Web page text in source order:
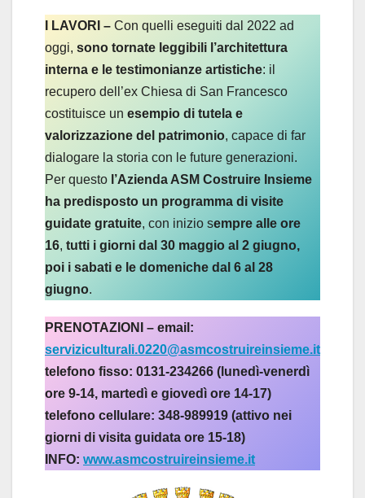
I LAVORI – Con quelli eseguiti dal 2022 ad
oggi, sono tornate leggibili l’architettura
interna e le testimonianze artistiche: il
recupero dell’ex Chiesa di San Francesco
costituisce un esempio di tutela e
valorizzazione del patrimonio, capace di far
dialogare la storia con le future generazioni.
Per questo l’Azienda ASM Costruire Insieme
ha predisposto un programma di visite
guidate gratuite, con inizio sempre alle ore
16, tutti i giorni dal 30 maggio al 2 giugno,
poi i sabati e le domeniche dal 6 al 28
giugno.
PRENOTAZIONI – email:
serviziculturali.0220@asmcostruireinsieme.it
telefono fisso: 0131-234266 (lunedì-venerdì
ore 9-14, martedì e giovedì ore 14-17)
telefono cellulare: 348-989919 (attivo nei
giorni di visita guidata ore 15-18)
INFO: www.asmcostruireinsieme.it